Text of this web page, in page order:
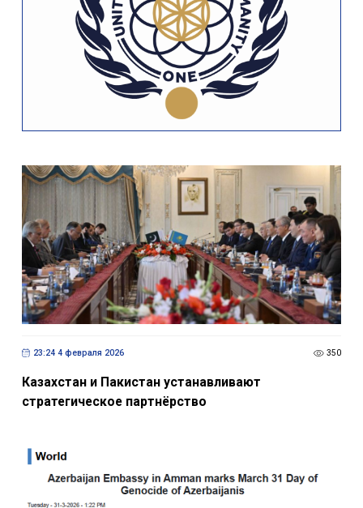
23:24 4 февраля 2026 350
Казахстан и Пакистан устанавливают
стратегическое партнёрство